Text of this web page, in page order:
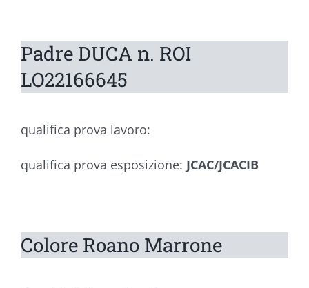
Padre DUCA n. ROI
LO22166645
qualifica prova lavoro:
qualifica prova esposizione: JCAC/JCACIB
Colore Roano Marrone